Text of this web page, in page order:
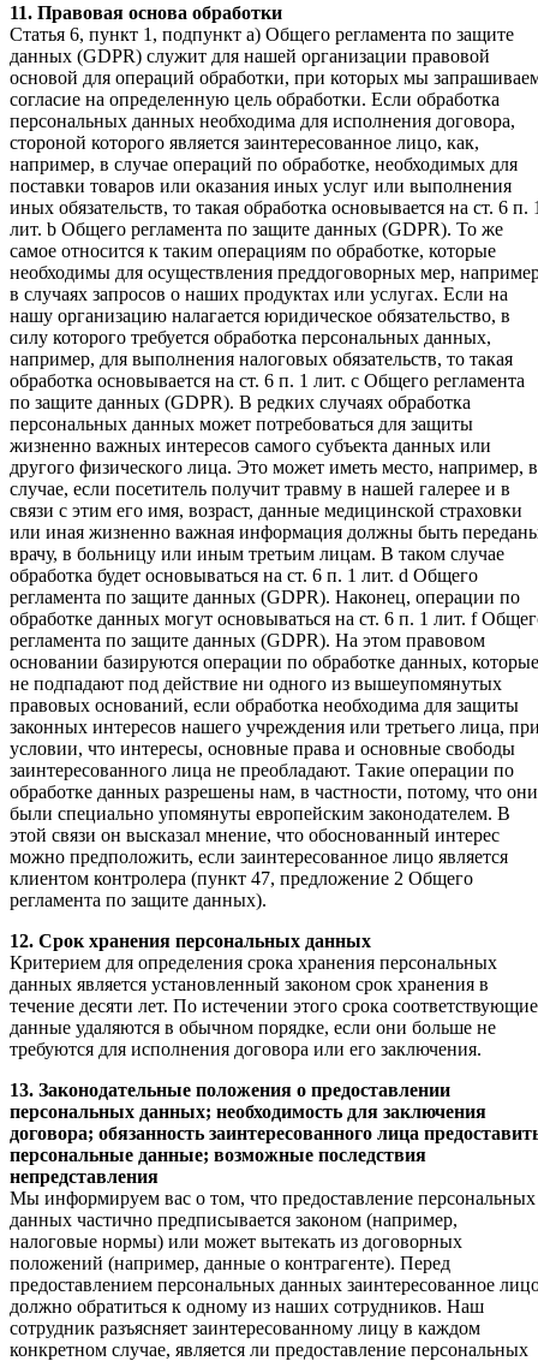
11. Правовая основа обработки
Статья 6, пункт 1, подпункт a) Общего регламента по защите
данных (GDPR) служит для нашей организации правовой
основой для операций обработки, при которых мы
согласие на определенную цель обработки. Если обработка
персональных данных необходима для исполнения договора,
стороной которого является заинтересованное лицо, как,
например, в случае операций по обработке, необходимых для
поставки товаров или оказания иных услуг или выполнения
иных обязательств, то такая обработка основывается на ст. 6 п.
лит. b Общего регламента по защите данных (GDPR). То же
самое относится к таким операциям по обработке, которые
необходимы для осуществления преддоговорных мер,
в случаях запросов о наших продуктах или услугах. Если на
нашу организацию налагается юридическое обязательство, в
силу которого требуется обработка персональных данных,
например, для выполнения налоговых обязательств, то такая
обработка основывается на ст. 6 п. 1 лит. c Общего регламента
по защите данных (GDPR). В редких случаях обработка
персональных данных может потребоваться для защиты
жизненно важных интересов самого субъекта данных или
другого физического лица. Это может иметь место, например, в
случае, если посетитель получит травму в нашей галерее и в
связи с этим его имя, возраст, данные медицинской страховки
или иная жизненно важная информация должны быть
врачу, в больницу или иным третьим лицам. В таком случае
обработка будет основываться на ст. 6 п. 1 лит. d Общего
регламента по защите данных (GDPR). Наконец, операции по
обработке данных могут основываться на ст. 6 п. 1 лит. f
регламента по защите данных (GDPR). На этом правовом
основании базируются операции по обработке данных, которые
не подпадают под действие ни одного из вышеупомянутых
правовых оснований, если обработка необходима для защиты
законных интересов нашего учреждения или третьего лица,
условии, что интересы, основные права и основные свободы
заинтересованного лица не преобладают. Такие операции по
обработке данных разрешены нам, в частности, потому, что они
были специально упомянуты европейским законодателем. В
этой связи он высказал мнение, что обоснованный интерес
можно предположить, если заинтересованное лицо является
клиентом контролера (пункт 47, предложение 2 Общего
регламента по защите данных).
12. Срок хранения персональных данных
Критерием для определения срока хранения персональных
данных является установленный законом срок хранения в
течение десяти лет. По истечении этого срока соответствующие
данные удаляются в обычном порядке, если они больше не
требуются для исполнения договора или его заключения.
13. Законодательные положения о предоставлении
персональных данных; необходимость для заключения
договора; обязанность заинтересованного лица
персональные данные; возможные последствия
непредставления
Мы информируем вас о том, что предоставление персональных
данных частично предписывается законом (например,
налоговые нормы) или может вытекать из договорных
положений (например, данные о контрагенте). Перед
предоставлением персональных данных заинтересованное
должно обратиться к одному из наших сотрудников. Наш
сотрудник разъясняет заинтересованному лицу в каждом
конкретном случае, является ли предоставление персональных